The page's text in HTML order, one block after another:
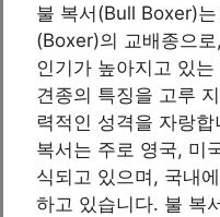
불 복서(Bull Boxer)
(Boxer)의 교배종으
인기가 높아지고 있
견종의 특징을 고루
력적인 성격을 자랑
복서는 주로 영국, 미
식되고 있으며, 국내
하고 있습니다. 불 복